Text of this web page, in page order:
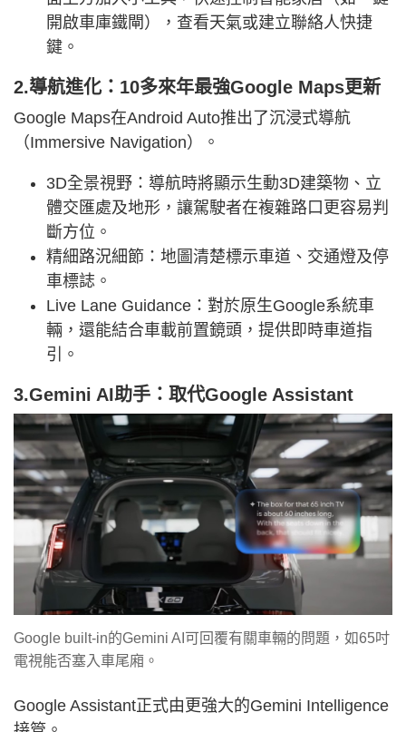
開啟車庫鐵閘），查看天氣或建立聯絡人快捷
鍵。
2.導航進化：10多來年最強Google Maps更新
Google Maps在Android Auto推出了沉浸式導航
（Immersive Navigation）。
3D全景視野：導航時將顯示生動3D建築物、立
體交匯處及地形，讓駕駛者在複雜路口更容易判
斷方位。
精細路況細節：地圖清楚標示車道、交通燈及停
車標誌。
Live Lane Guidance：對於原生Google系統車
輛，還能結合車載前置鏡頭，提供即時車道指
引。
3.Gemini AI助手：取代Google Assistant
Google built-in的Gemini AI可回覆有關車輛的問題，如65吋
電視能否塞入車尾廂。
Google Assistant正式由更強大的Gemini Intelligence